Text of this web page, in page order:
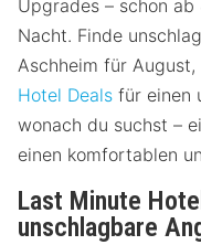
Upgrades – schon
Nacht. Finde
Aschheim für
Hotel Deals für einen
wonach du suchst –
einen komfortablen
Last Minute
unschlagbare